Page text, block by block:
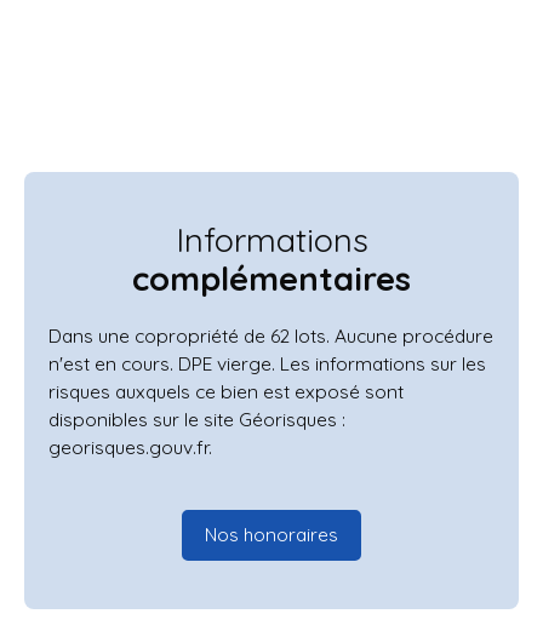
Informations
complémentaires
Dans une copropriété de 62 lots. Aucune procédure
n'est en cours. DPE vierge. Les informations sur les
risques auxquels ce bien est exposé sont
disponibles sur le site Géorisques :
georisques.gouv.fr.
Nos honoraires